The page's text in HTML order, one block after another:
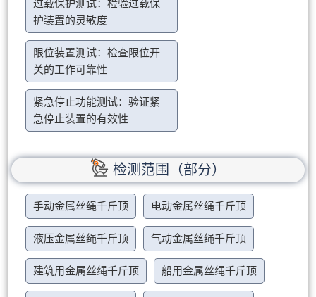
过载保护测试：检验过载保
护装置的灵敏度
限位装置测试：检查限位开
关的工作可靠性
紧急停止功能测试：验证紧
急停止装置的有效性
检测范围（部分）
手动金属丝绳千斤顶 电动金属丝绳千斤顶
液压金属丝绳千斤顶 气动金属丝绳千斤顶
建筑用金属丝绳千斤顶 船用金属丝绳千斤顶